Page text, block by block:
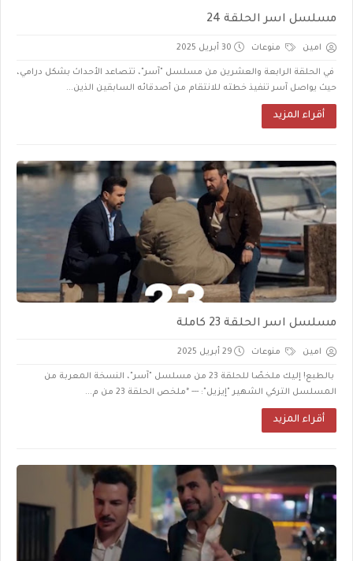
مسلسل اسر الحلقة 24
امين منوعات 30 أبريل 2025
في الحلقة الرابعة والعشرين من مسلسل "آسر"، تتصاعد الأحداث بشكل درامي،
حيث يواصل آسر تنفيذ خطته للانتقام من أصدقائه السابقين الذين...
أقراء المزيد
مسلسل اسر الحلقة 23 كاملة
امين منوعات 29 أبريل 2025
بالطبع! إليك ملخصًا للحلقة 23 من مسلسل "آسر"، النسخة المعربة من
المسلسل التركي الشهير "إيزيل": --- *ملخص الحلقة 23 من م...
أقراء المزيد